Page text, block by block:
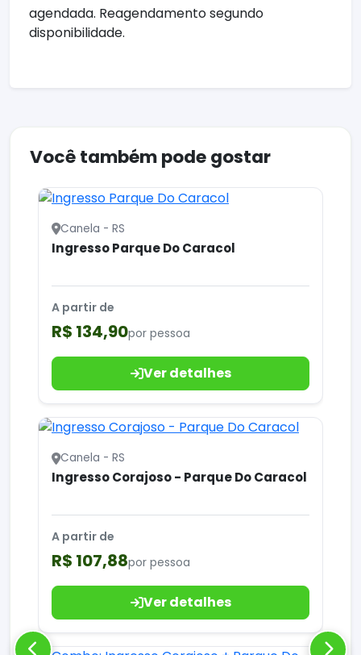
agendada. Reagendamento segundo
disponibilidade.
Você também pode gostar
Canela - RS
Ingresso Parque Do Caracol
A partir de
R$ 134,90por pessoa
Ver detalhes
Canela - RS
Ingresso Corajoso - Parque Do Caracol
A partir de
R$ 107,88por pessoa
Ver detalhes